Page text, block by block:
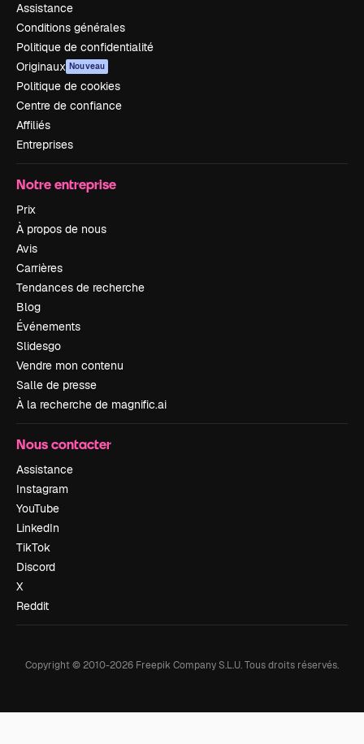
Assistance
Conditions générales
Politique de confidentialité
Originaux Nouveau
Politique de cookies
Centre de confiance
Affiliés
Entreprises
Notre entreprise
Prix
À propos de nous
Avis
Carrières
Tendances de recherche
Blog
Événements
Slidesgo
Vendre mon contenu
Salle de presse
À la recherche de magnific.ai
Nous contacter
Assistance
Instagram
YouTube
LinkedIn
TikTok
Discord
X
Reddit
Copyright © 2010-2026 Freepik Company S.L.U.Tous droits réservés.